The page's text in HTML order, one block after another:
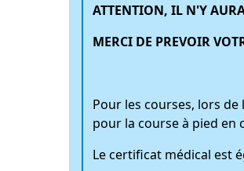
ATTENTION, IL N'Y
MERCI DE PREVOIR
Pour les courses, lors
pour la course à pied en
Le certificat médical est